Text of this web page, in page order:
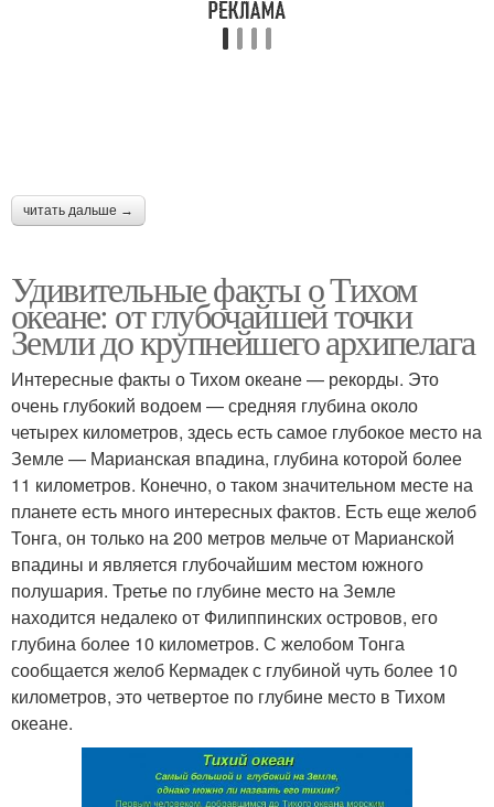
читать дальше →
Удивительные факты о Тихом
океане: от глубочайшей точки
Земли до крупнейшего архипелага
Интересные факты о Тихом океане — рекорды. Это
очень глубокий водоем — средняя глубина около
четырех километров, здесь есть самое глубокое место на
Земле — Марианская впадина, глубина которой более
11 километров. Конечно, о таком значительном месте на
планете есть много интересных фактов. Есть еще желоб
Тонга, он только на 200 метров мельче от Марианской
впадины и является глубочайшим местом южного
полушария. Третье по глубине место на Земле
находится недалеко от Филиппинских островов, его
глубина более 10 километров. С желобом Тонга
сообщается желоб Кермадек с глубиной чуть более 10
километров, это четвертое по глубине место в Тихом
океане.